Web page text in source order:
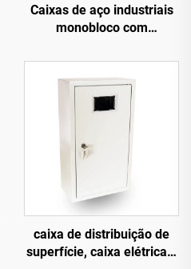
Caixas de aço industriais
monobloco com
porta interna IP66
caixa de distribuição de
superfície, caixa elétrica à